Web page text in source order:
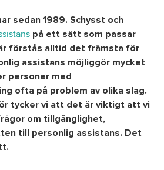
sedan 1989. Schysst och
på ett sätt som passar
förstås alltid det främsta för
assistans möjliggör mycket
personer med
ofta på problem av olika slag.
tycker vi att det är viktigt att vi
om tillgänglighet,
till personlig assistans. Det